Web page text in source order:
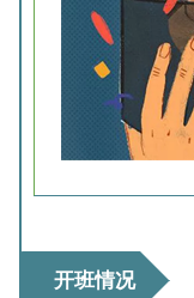
开班情况